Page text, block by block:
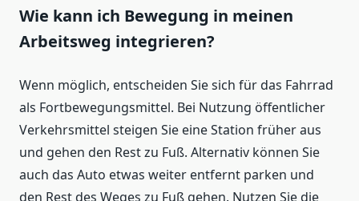
Wie kann ich Bewegung in meinen
Arbeitsweg integrieren?
Wenn möglich, entscheiden Sie sich für das Fahrrad
als Fortbewegungsmittel. Bei Nutzung öffentlicher
Verkehrsmittel steigen Sie eine Station früher aus
und gehen den Rest zu Fuß. Alternativ können Sie
auch das Auto etwas weiter entfernt parken und
den Rest des Weges zu Fuß gehen. Nutzen Sie die